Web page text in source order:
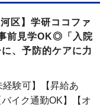
区】学研ココファ
前見学OK◎「入院
、予防的ケアに力
経験可】【昇給あ
イク通勤OK】【オ